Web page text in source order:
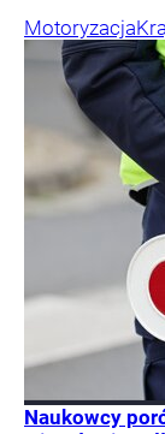
Motoryzacja
Naukowcy